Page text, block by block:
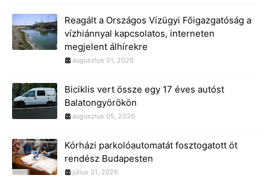
Reagált a Országos Vízügyi Főigazgatóság a
vízhiánnyal kapcsolatos, interneten
megjelent álhírekre
augusztus 01, 2026
Biciklis vert össze egy 17 éves autóst
Balatongyörökön
augusztus 05, 2026
Kórházi parkolóautomatát fosztogatott öt
rendész Budapesten
július 31, 2026